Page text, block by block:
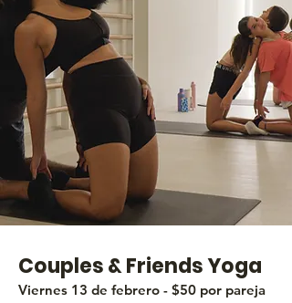
Couples & Friends Yoga
Viernes 13 de febrero - $50 por pareja